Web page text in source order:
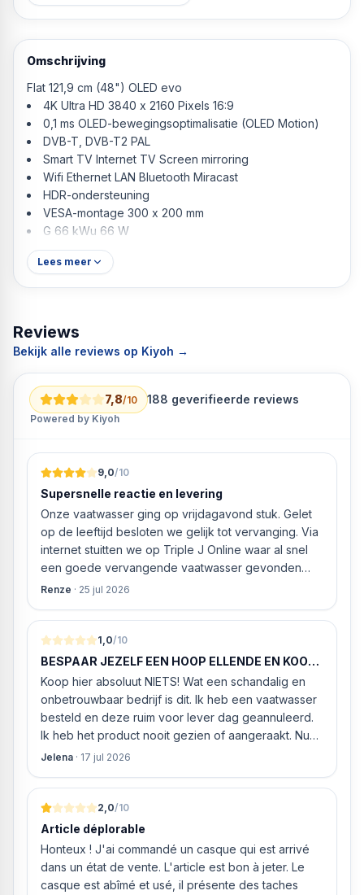
Omschrijving
Flat 121,9 cm (48") OLED evo
4K Ultra HD 3840 x 2160 Pixels 16:9
0,1 ms OLED-bewegingsoptimalisatie (OLED Motion)
DVB-T, DVB-T2 PAL
Smart TV Internet TV Screen mirroring
Wifi Ethernet LAN Bluetooth Miracast
HDR-ondersteuning
VESA-montage 300 x 200 mm
G 66 kWu 66 W
Lees meer
Reviews
Bekijk alle reviews op Kiyoh →
7,8/10 188 geverifieerde reviews
Powered by Kiyoh
9,0/10
Supersnelle reactie en levering
Onze vaatwasser ging op vrijdagavond stuk. Gelet
op de leeftijd besloten we gelijk tot vervanging. Via
internet stuitten we op Triple J Online waar al snel
een goede vervangende vaatwasser gevonden
werd. ‘s Ochtends even gebeld met de
geïnstalleerd kan worden. Dit bleek het geval tegen
alleszins concurrente prijzen. De vriendelijke
medewerker gaf aan dat, als we gelijk via de
website gingen bestellen en betalen, hij z’n best
ging doen om ‘s middags nog te leveren. Het
bleken geen loze woorden: om 16.00 uur werd de
Neff vaatwasser geleverd en ver
Renze · 25 jul 2026
1,0/10
BESPAAR JEZELF EEN HOOP ELLENDE EN KOOP
HIER NIETS!
Koop hier absoluut NIETS! Wat een schandalig en
onbetrouwbaar bedrijf is dit. Ik heb een vaatwasser
besteld en deze ruim voor lever dag geannuleerd.
Ik heb het product nooit gezien of aangeraakt. Nu
weigeren ze gewoon om mijn geld volledig terug te
van MIJN geld inhouden!
Jelena · 17 jul 2026
2,0/10
Article déplorable
Honteux ! J'ai commandé un casque qui est arrivé
dans un état de vente. L'article est bon à jeter. Le
casque est abîmé et usé, il présente des taches